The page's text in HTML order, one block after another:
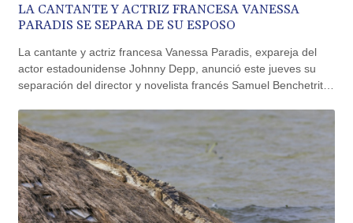
CLP 1055.612189
CNY 7.785184
COP 3648.558379
CRC 524.321776
CUP 30.568357
CVE 110.333668
CZK 24.263276
DJF 205.391597
DKK 7.475497
DOP 67.329861
DZD 153.461287
LA CANTANTE Y ACTRIZ FRANCESA VANESSA
PARADIS SE SEPARA DE SU ESPOSO
La cantante y actriz francesa Vanessa Paradis, expareja del
actor estadounidense Johnny Depp, anunció este jueves su
separación del director y novelista francés Samuel Benchetrit,